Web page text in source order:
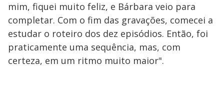
mim, fiquei muito feliz, e Bárbara veio para
completar. Com o fim das gravações, comecei a
estudar o roteiro dos dez episódios. Então, foi
praticamente uma sequência, mas, com
certeza, em um ritmo muito maior".